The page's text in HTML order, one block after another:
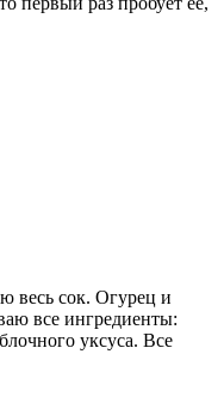
весь сок. Огурец и
все ингредиенты:
уксуса. Все